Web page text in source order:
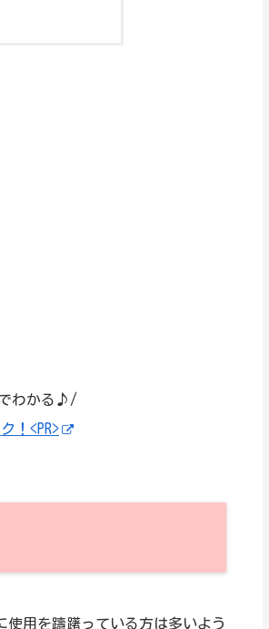
でわかる♪/
！<PR>
使用を躊躇っている方は多いよう